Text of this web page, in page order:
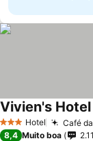
3 EstrelasHotel Café
Vivien's Hotel
8,4 Muito boa